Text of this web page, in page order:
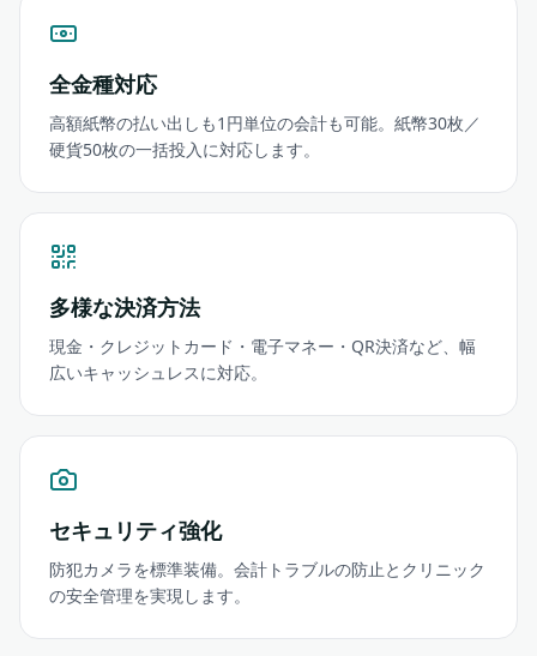
全金種対応
高額紙幣の払い出しも1円単位の会計も可能。紙幣30枚／
硬貨50枚の一括投入に対応します。
多様な決済方法
現金・クレジットカード・電子マネー・QR決済など、幅
広いキャッシュレスに対応。
セキュリティ強化
防犯カメラを標準装備。会計トラブルの防止とクリニック
の安全管理を実現します。